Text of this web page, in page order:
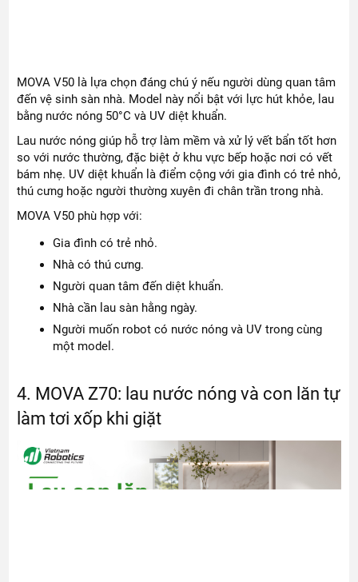
MOVA V50 là lựa chọn đáng chú ý nếu người dùng quan tâm
đến vệ sinh sàn nhà. Model này nổi bật với lực hút khỏe, lau
bằng nước nóng 50°C và UV diệt khuẩn.
Lau nước nóng giúp hỗ trợ làm mềm và xử lý vết bẩn tốt hơn
so với nước thường, đặc biệt ở khu vực bếp hoặc nơi có vết
bám nhẹ. UV diệt khuẩn là điểm cộng với gia đình có trẻ nhỏ,
thú cưng hoặc người thường xuyên đi chân trần trong nhà.
MOVA V50 phù hợp với:
Gia đình có trẻ nhỏ.
Nhà có thú cưng.
Người quan tâm đến diệt khuẩn.
Nhà cần lau sàn hằng ngày.
Người muốn robot có nước nóng và UV trong cùng
một model.
4. MOVA Z70: lau nước nóng và con lăn tự
làm tơi xốp khi giặt